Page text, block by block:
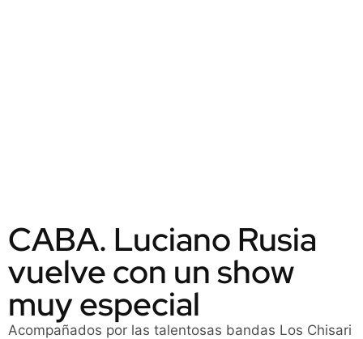
CABA. Luciano Rusia
vuelve con un show
muy especial
Acompañados por las talentosas bandas Los Chisari